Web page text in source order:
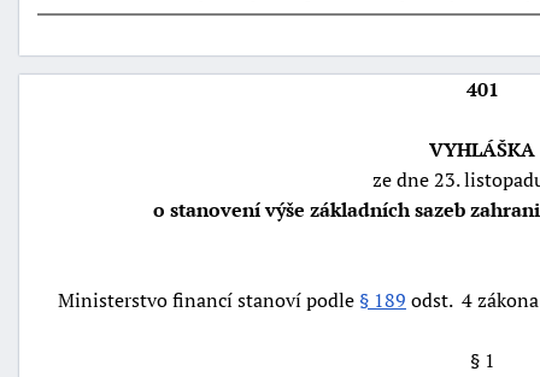
401
VYHLÁŠKA
ze dne 23.
o stanovení výše základních sazeb
Ministerstvo financí stanoví podle § 189 odst. 4
§ 1